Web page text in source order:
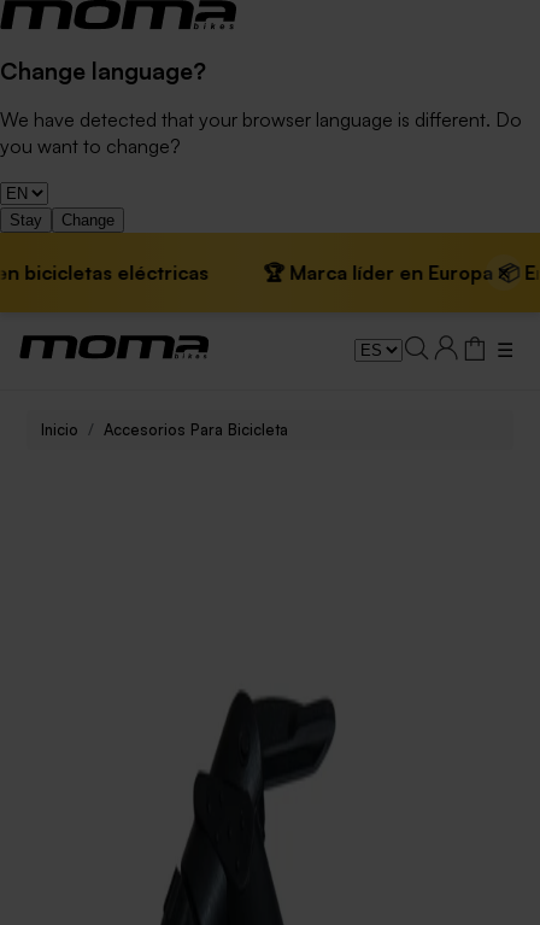
Change language?
We have detected that your browser language is different. Do
you want to change?
Stay Change
eléctricas 🏆 Marca líder en Europa 📦×
☰
Inicio Accesorios Para Bicicleta